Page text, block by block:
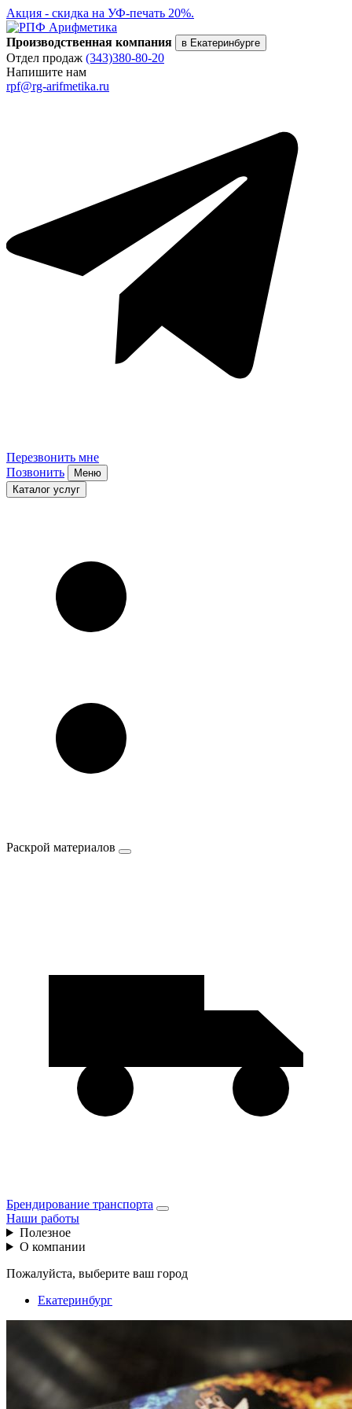
Акция - скидка на УФ-печать 20%.
Производственная компания в Екатеринбурге
Отдел продаж (343)380-80-20
Напишите нам
rpf@rg-arifmetika.ru
Перезвонить мне
Позвонить
Меню
Каталог услуг
Раскрой материалов
Брендирование транспорта
Наши работы
Полезное
О компании
Пожалуйста, выберите ваш город
Екатеринбург